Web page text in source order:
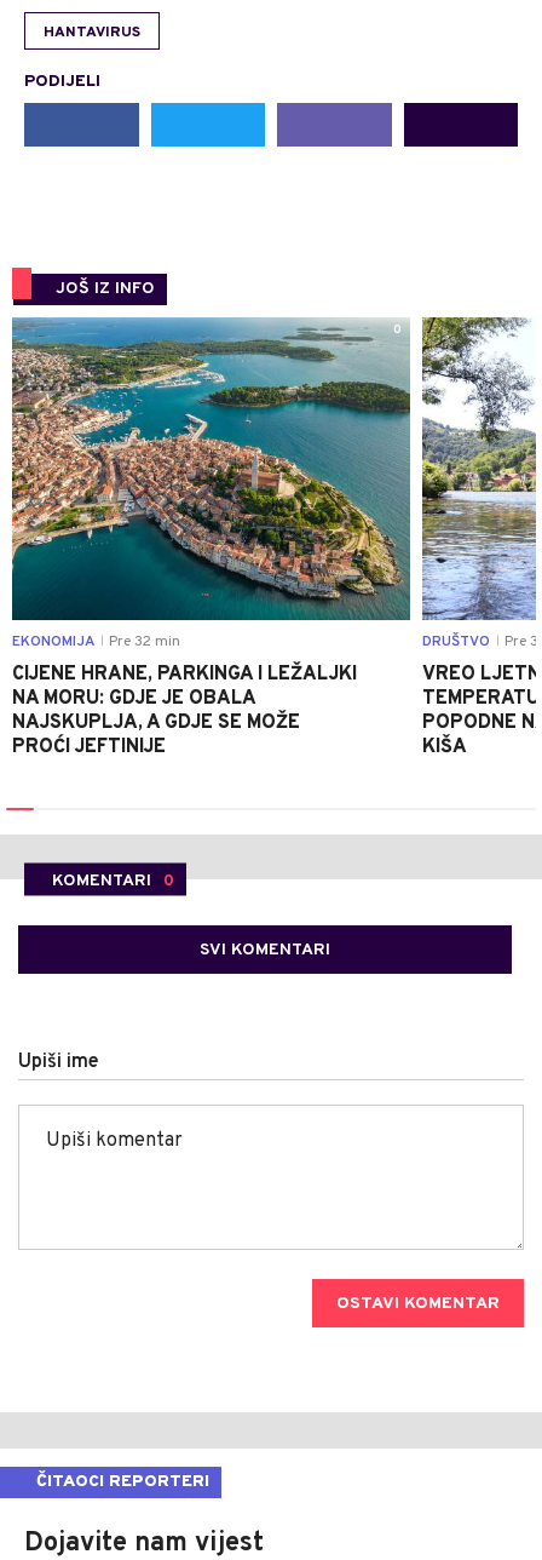
HANTAVIRUS
PODIJELI
JOŠ IZ INFO
0
EKONOMIJA Pre 32 min
CIJENE HRANE, PARKINGA I LEŽALJKI
NA MORU: GDJE JE OBALA
NAJSKUPLJA, A GDJE SE MOŽE
PROĆI JEFTINIJE
DRUŠTVO Pre
VREO
POPODNE
KIŠA
KOMENTARI 0
SVI KOMENTARI
Upiši ime
OSTAVI KOMENTAR
ČITAOCI REPORTERI
Dojavite nam vijest